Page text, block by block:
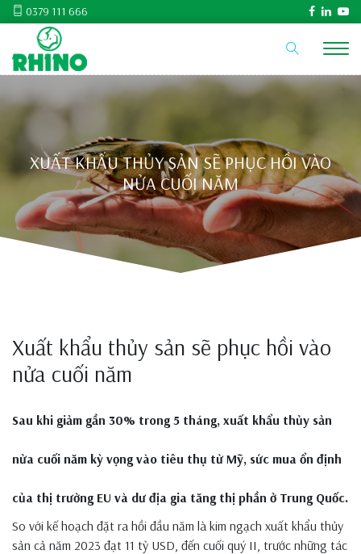
0379 111 666
XUẤT KHẨU THỦY SẢN SẼ PHỤC HỒI VÀO
NỬA CUỐI NĂM
Xuất khẩu thủy sản sẽ phục hồi vào
nửa cuối năm
Sau khi giảm gần 30% trong 5 tháng, xuất khẩu thủy sản
nửa cuối năm kỳ vọng vào tiêu thụ từ Mỹ, sức mua ổn định
của thị trường EU và dư địa gia tăng thị phần ở Trung Quốc.
So với kế hoạch đặt ra hồi đầu năm là kim ngạch xuất khẩu thủy
sản cả năm 2023 đạt 11 tỷ USD, đến cuối quý II, trước những tác